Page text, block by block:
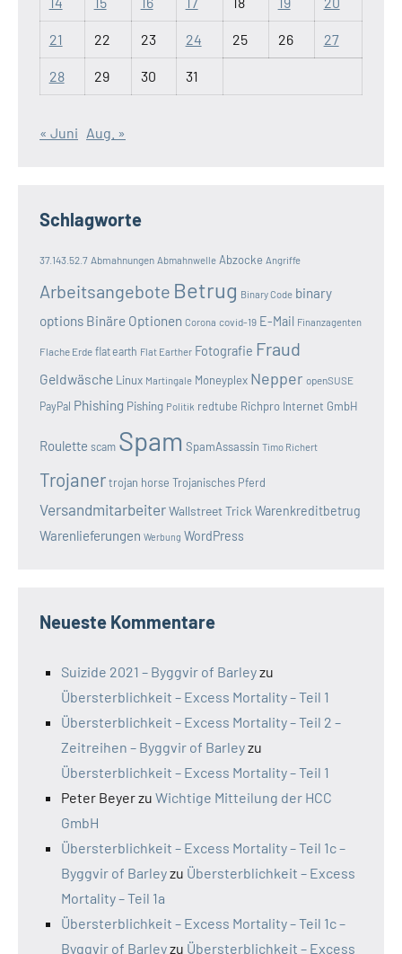
21 22 23 24 25 26 27
28 29 30 31
« Juni Aug. »
Schlagworte
37.143.52.7 Abmahnungen Abmahnwelle Abzocke Angriffe
Arbeitsangebote Betrug Binary Code binary
options Binäre Optionen Corona covid-19 E-Mail Finanzagenten
Flache Erde flat earth Flat Earther Fotografie Fraud
Geldwäsche Linux Martingale Moneyplex Nepper openSUSE
PayPal Phishing Pishing Politik redtube Richpro Internet GmbH
Roulette scam Spam SpamAssassin Timo Richert
Trojanertrojan horse Trojanisches Pferd
VersandmitarbeiterWallstreet Trick Warenkreditbetrug
Warenlieferungen Werbung WordPress
Neueste Kommentare
Suizide 2021 – Byggvir of Barleyzu
Übersterblichkeit – Excess Mortality – Teil 1
Übersterblichkeit – Excess Mortality – Teil 2 –
Zeitreihen – Byggvir of Barleyzu
Übersterblichkeit – Excess Mortality – Teil 1
Peter Beyerzu Wichtige Mitteilung der HCC
GmbH
Übersterblichkeit – Excess Mortality – Teil 1c –
Byggvir of Barleyzu Übersterblichkeit – Excess
Mortality – Teil 1a
Übersterblichkeit – Excess Mortality – Teil 1c –
Byggvir of Barleyzu Übersterblichkeit – Excess